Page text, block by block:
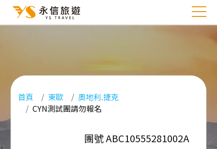
首頁 東歐
奧地利.捷克
CYN測試團請勿報名
團號 ABC10555281002A